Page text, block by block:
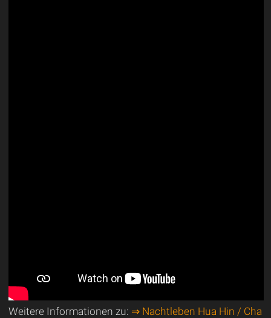
Weitere Informationen zu: ⇒ Nachtleben Hua Hin / Cha